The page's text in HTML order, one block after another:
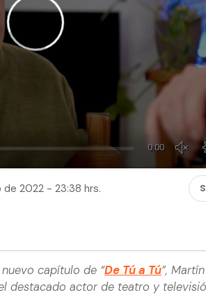
de 2022 - 23:38 hrs.
capítulo de “De Tú a Tú”,
destacado actor de teatro y